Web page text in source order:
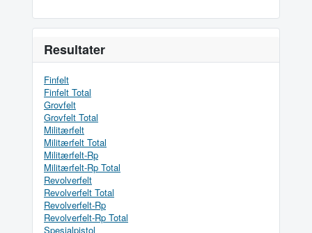
Resultater
Finfelt
Finfelt Total
Grovfelt
Grovfelt Total
Militærfelt
Militærfelt Total
Militærfelt-Rp
Militærfelt-Rp Total
Revolverfelt
Revolverfelt Total
Revolverfelt-Rp
Revolverfelt-Rp Total
Spesialpistol